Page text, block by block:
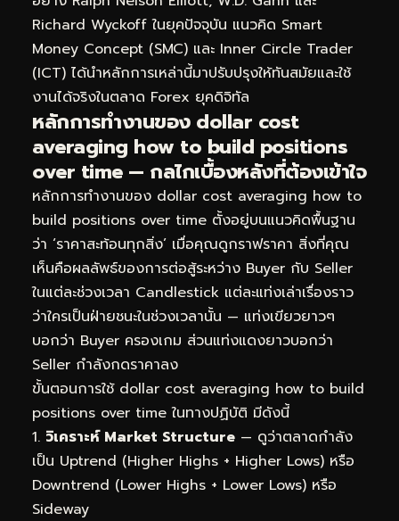
Richard Wyckoff ในยุคปัจจุบัน แนวคิด Smart
Money Concept (SMC) และ Inner Circle Trader
(ICT) ได้นำหลักการเหล่านี้มาปรับปรุงให้ทันสมัยและใช้
งานได้จริงในตลาด Forex ยุคดิจิทัล
หลักการทำงานของ dollar cost
averaging how to build positions
over time — กลไกเบื้องหลังที่ต้องเข้าใจ
หลักการทำงานของ dollar cost averaging how to
build positions over time ตั้งอยู่บนแนวคิดพื้นฐาน
ว่า ‘ราคาสะท้อนทุกสิ่ง’ เมื่อคุณดูกราฟราคา สิ่งที่คุณ
เห็นคือผลลัพธ์ของการต่อสู้ระหว่าง Buyer กับ Seller
ในแต่ละช่วงเวลา Candlestick แต่ละแท่งเล่าเรื่องราว
ว่าใครเป็นฝ่ายชนะในช่วงเวลานั้น — แท่งเขียวยาวๆ
บอกว่า Buyer ครองเกม ส่วนแท่งแดงยาวบอกว่า
Seller กำลังกดราคาลง
ขั้นตอนการใช้ dollar cost averaging how to build
positions over time ในทางปฏิบัติ มีดังนี้
วิเคราะห์ Market Structure — ดูว่าตลาดกำลัง
เป็น Uptrend (Higher Highs + Higher Lows) หรือ
Downtrend (Lower Highs + Lower Lows) หรือ
Sideway